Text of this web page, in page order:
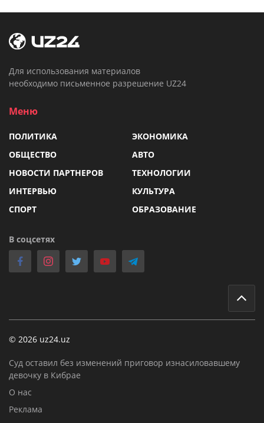
Для использования материалов
необходимо письменное разрешение UZ24
Меню
ПОЛИТИКА
ЭКОНОМИКА
ОБЩЕСТВО
АВТО
НОВОСТИ ПАРТНЕРОВ
ТЕХНОЛОГИИ
ИНТЕРВЬЮ
КУЛЬТУРА
СПОРТ
ОБРАЗОВАНИЕ
В соцсетях
© 2026 uz24.uz
Суд оставил без изменений приговор изнасиловавшему
девочку в Кибрае
О нас
Реклама